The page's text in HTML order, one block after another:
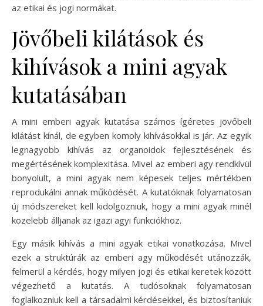
az etikai és jogi normákat.
Jövőbeli kilátások és
kihívások a mini agyak
kutatásában
A mini emberi agyak kutatása számos ígéretes jövőbeli
kilátást kínál, de egyben komoly kihívásokkal is jár. Az egyik
legnagyobb kihívás az organoidok fejlesztésének és
megértésének komplexitása. Mivel az emberi agy rendkívül
bonyolult, a mini agyak nem képesek teljes mértékben
reprodukálni annak működését. A kutatóknak folyamatosan
új módszereket kell kidolgozniuk, hogy a mini agyak minél
közelebb álljanak az igazi agyi funkciókhoz.
Egy másik kihívás a mini agyak etikai vonatkozása. Mivel
ezek a struktúrák az emberi agy működését utánozzák,
felmerül a kérdés, hogy milyen jogi és etikai keretek között
végezhető a kutatás. A tudósoknak folyamatosan
foglalkozniuk kell a társadalmi kérdésekkel, és biztosítaniuk